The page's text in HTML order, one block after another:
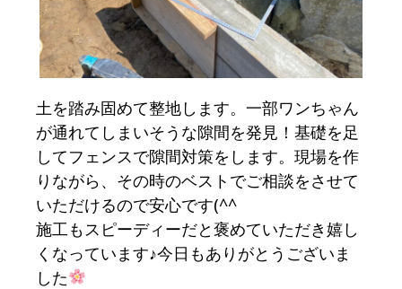
土を踏み固めて整地します。一部ワンちゃん
が通れてしまいそうな隙間を発見！基礎を足
してフェンスで隙間対策をします。現場を作
りながら、その時のベストでご相談をさせて
いただけるので安心です(^^ゞ
施工もスピーディーだと褒めていただき嬉し
くなっています♪今日もありがとうございま
した